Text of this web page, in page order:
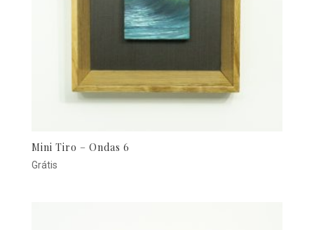
Mini Tiro – Ondas 6
Grátis